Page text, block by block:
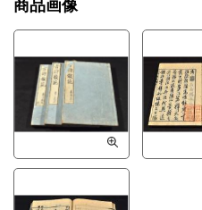
商品画像